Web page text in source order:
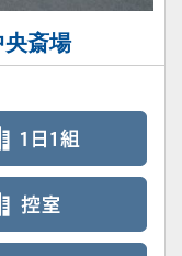
央斎場